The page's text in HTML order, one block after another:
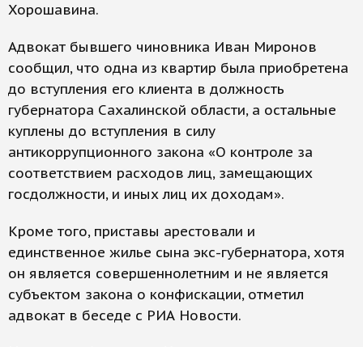
Хорошавина.
Адвокат бывшего чиновника Иван Миронов
сообщил, что одна из квартир была приобретена
до вступления его клиента в должность
губернатора Сахалинской области, а остальные
куплены до вступления в силу
антикоррупционного закона «О контроле за
соответствием расходов лиц, замещающих
госдолжности, и иных лиц их доходам».
Кроме того, приставы арестовали и
единственное жилье сына экс-губернатора, хотя
он является совершеннолетним и не является
субъектом закона о конфискации, отметил
адвокат в беседе с РИА Новости.